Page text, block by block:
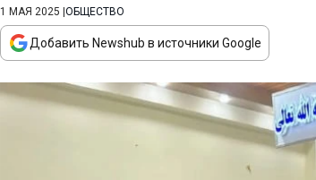
1 МАЯ 2025 ОБЩЕСТВО
Добавить Newshub в источники Google